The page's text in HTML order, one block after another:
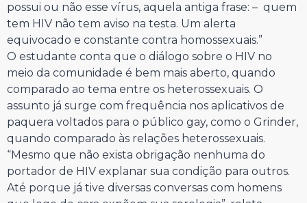
possui ou não esse vírus, aquela antiga frase: – quem
tem HIV não tem aviso na testa. Um alerta
equivocado e constante contra homossexuais.”
O estudante conta que o diálogo sobre o HIV no
meio da comunidade é bem mais aberto, quando
comparado ao tema entre os heterossexuais. O
assunto já surge com frequência nos aplicativos de
paquera voltados para o público gay, como o Grinder,
quando comparado às relações heterossexuais.
“Mesmo que não exista obrigação nenhuma do
portador de HIV explanar sua condição para outros.
Até porque já tive diversas conversas com homens